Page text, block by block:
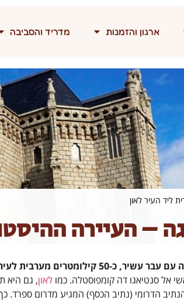
ארגון והזמנות מדריד והסביבה
ליד העיר לאון
– העיירה
אל סנטיאגו דה קומפוסטלה. כמו לאון, גם היא